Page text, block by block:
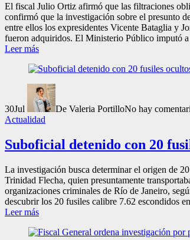
El fiscal Julio Ortiz afirmó que las filtraciones
confirmó que la investigación sobre el presunto
entre ellos los expresidentes Vicente Bataglia y
fueron adquiridos. El Ministerio Público imputó
Leer más
30Jul De Valeria PortilloNo hay
Actualidad
Suboficial detenido con 20
La investigación busca determinar el origen de
Trinidad Flecha, quien presuntamente
organizaciones criminales de Río de Janeiro,
descubrir los 20 fusiles calibre 7.62 escondidos
Leer más